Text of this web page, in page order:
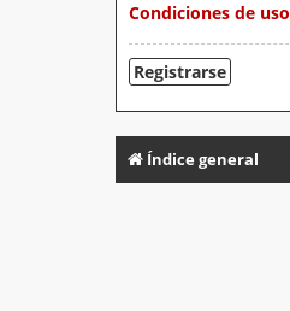
Condiciones de uso
Registrarse
Índice general